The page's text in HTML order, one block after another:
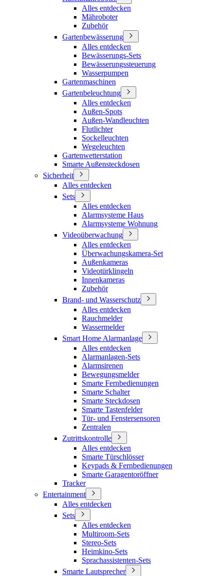
Alles entdecken
Mähroboter
Zubehör
Gartenbewässerung
Alles entdecken
Bewässerungs-Sets
Bewässerungssteuerung
Wasserpumpen
Gartenmaschinen
Gartenbeleuchtung
Alles entdecken
Außen-Spots
Außen-Wandleuchten
Flutlichter
Sockelleuchten
Wegeleuchten
Gartenwetterstation
Smarte Außensteckdosen
Sicherheit
Alles entdecken
Sets
Alles entdecken
Alarmsysteme Haus
Alarmsysteme Wohnung
Videoüberwachung
Alles entdecken
Überwachungskamera-Set
Außenkameras
Videotürklingeln
Innenkameras
Zubehör
Brand- und Wasserschutz
Alles entdecken
Rauchmelder
Wassermelder
Smart Home Alarmanlage
Alles entdecken
Alarmanlagen-Sets
Alarmsirenen
Bewegungsmelder
Smarte Fernbedienungen
Smarte Schalter
Smarte Steckdosen
Smarte Tastenfelder
Tür- und Fenstersensoren
Zentralen
Zutrittskontrolle
Alles entdecken
Smarte Türschlösser
Keypads & Fernbedienungen
Smarte Garagentoröffner
Tracker
Entertainment
Alles entdecken
Sets
Alles entdecken
Multiroom-Sets
Stereo-Sets
Heimkino-Sets
Sprachassistenten-Sets
Smarte Lautsprecher